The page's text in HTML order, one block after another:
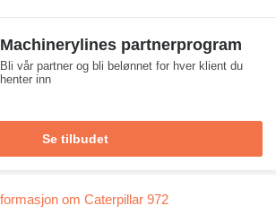
Machinerylines partnerprogram
Bli vår partner og bli belønnet for hver klient du
henter inn
Se tilbudet
om Caterpillar 972